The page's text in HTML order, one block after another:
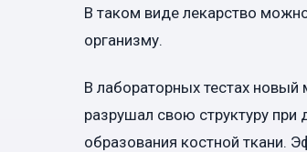
В таком виде лекарство
организму.
В лабораторных тестах
разрушал свою структуру при
образования костной ткани.